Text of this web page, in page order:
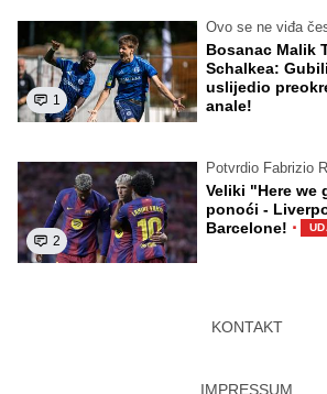
1
Ovo se ne viđa
Bosanac Malik
Schalkea:
uslijedio
anale!
2
Potvrdio Fabrizio
Veliki "Here we
ponoći -
Barcelone! ·
KONTAKT
IMPRESSUM